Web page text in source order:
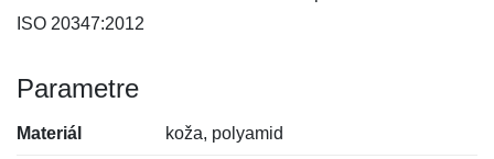
ISO 20347:2012
Parametre
Materiál koža, polyamid